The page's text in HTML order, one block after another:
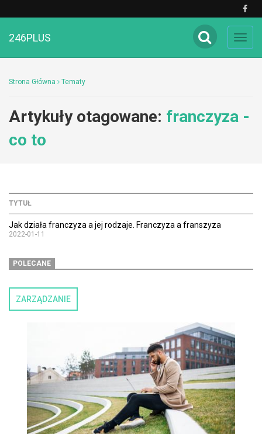
246PLUS
Strona Główna Tematy
Artykuły otagowane: franczyza -
co to
TYTUŁ
Jak działa franczyza a jej rodzaje. Franczyza a franszyza
2022-01-11
POLECANE
ZARZĄDZANIE